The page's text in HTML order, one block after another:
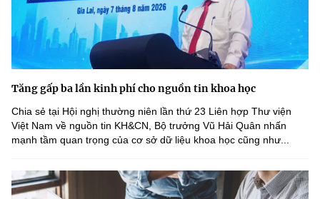
Tăng gấp ba lần kinh phí cho nguồn tin khoa học
Chia sẻ tại Hội nghị thường niên lần thứ 23 Liên hợp Thư viện
Việt Nam về nguồn tin KH&CN, Bộ trưởng Vũ Hải Quân nhấn
mạnh tầm quan trọng của cơ sở dữ liệu khoa học cũng như...